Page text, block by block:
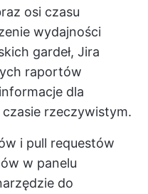
osi czasu
wydajności
gardeł, Jira
raportów
dla
rzeczywistym.
i pull requestów
w panelu
do